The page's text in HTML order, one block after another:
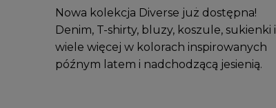
Nowa kolekcja Diverse już dostępna!
Denim, T-shirty, bluzy, koszule, sukienki i
wiele więcej w kolorach inspirowanych
późnym latem i nadchodzącą jesienią.